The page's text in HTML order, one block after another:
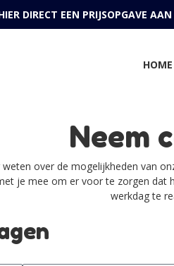
DIRECT EEN PRIJSOPGAVE
HOME
Neem
over de mogelijkheden van
je mee om er voor te zorgen dat
werkdag te